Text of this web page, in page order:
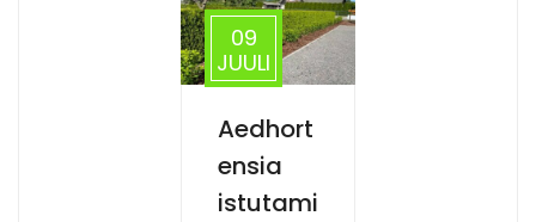
09
JUULI
Aedhort
ensia
istutami